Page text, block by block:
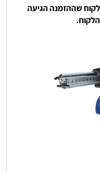
שההזמנה הגיעה